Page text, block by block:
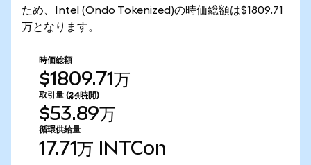
ため、Intel (Ondo Tokenized)の時価総額は$1809.71
万となります。
時価総額
$1809.71万
取引量 (24時間)
$53.89万
循環供給量
17.71万 INTCon